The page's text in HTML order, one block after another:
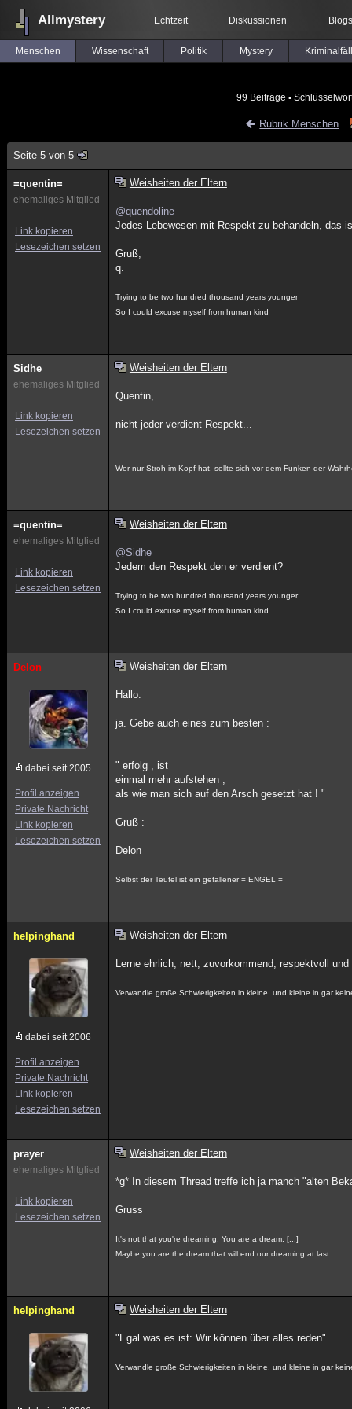
Allmystery Echtzeit Diskussionen Blogs
Menschen Wissenschaft Politik Mystery
99 Beiträge ▪
Rubrik Menschen
Seite 5 von 5
=quentin=
ehemaliges Mitglied
Link kopieren
Lesezeichen setzen
Weisheiten der Eltern
@quendoline
Jedes Lebewesen mit Respekt zu behandeln, das
Gruß,
q.
Trying to be two hundred thousand years younger
So I could excuse myself from human kind
Sidhe
ehemaliges Mitglied
Link kopieren
Lesezeichen setzen
Weisheiten der Eltern
Quentin,
nicht jeder verdient Respekt...
Wer nur Stroh im Kopf hat, sollte sich vor dem Funken der
=quentin=
ehemaliges Mitglied
Link kopieren
Lesezeichen setzen
Weisheiten der Eltern
@Sidhe
Jedem den Respekt den er verdient?
Trying to be two hundred thousand years younger
So I could excuse myself from human kind
Delon
dabei seit 2005
Profil anzeigen
Private Nachricht
Link kopieren
Lesezeichen setzen
Weisheiten der Eltern
Hallo.
ja. Gebe auch eines zum besten :
" erfolg , ist
einmal mehr aufstehen ,
als wie man sich auf den Arsch gesetzt hat ! "
Gruß :
Delon
Selbst der Teufel ist ein gefallener = ENGEL =
helpinghand
dabei seit 2006
Profil anzeigen
Private Nachricht
Link kopieren
Lesezeichen setzen
Weisheiten der Eltern
Lerne ehrlich, nett, zuvorkommend, respektvoll
Verwandle große Schwierigkeiten in kleine, und kleine in gar
prayer
ehemaliges Mitglied
Link kopieren
Lesezeichen setzen
Weisheiten der Eltern
*g* In diesem Thread treffe ich ja manch "alten
Gruss
It's not that you're dreaming. You are a dream. [...]
Maybe you are the dream that will end our dreaming at last.
helpinghand Weisheiten der Eltern
"Egal was es ist: Wir können über alles reden"
Verwandle große Schwierigkeiten in kleine, und kleine in gar